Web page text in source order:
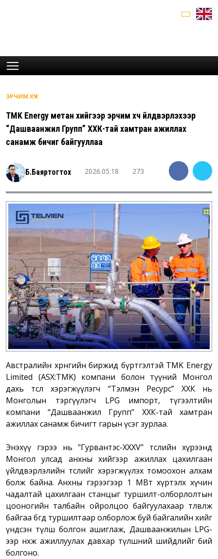
ЭРЧИМ ХҮЧ
TMK Energy метан хийгээр эрчим хүч үйлдвэрлэхээр
“Дашваанжил Групп” ХХК-тай хамтран ажиллах
санамж бичиг байгууллаа
Б.Баяртогтох 2026.05.18 273
Австралийн хөрөнгийн биржид бүртгэлтэй TMK Energy
Limited (ASX:TMK) компани болон түүний Монгол
дахь төсөл хэрэгжүүлэгч “Тэлмэн Ресурс” ХХК нь
Монголын тэргүүлэгч LPG импорт, түгээлтийн
компани “Дашваанжил Групп” ХХК-тай хамтран
ажиллах санамж бичигт гарын үсэг зурлаа.
Энэхүү гэрээ нь "Гурвантэс-XXXV" төслийн хүрээнд
Монгол улсад анхны хийгээр ажиллах цахилгаан
үйлдвэрлэлийн төслийг хэрэгжүүлэх томоохон алхам
болж байна. Анхны гэрээгээр 1 МВт хүртэлх хүчин
чадалтай цахилгаан станцыг туршилт-олборлолтын
цооногийн талбайн ойролцоо байгуулахаар төлөвлөж
байгаа бөгөөд туршилтаар олборлож буй байгалийн хийг
үндсэн түлш болгон ашиглаж, Дашваанжилын LPG-
ээр нөхөж ажиллуулах давхар түлшний шийдлийг бий
болгоно.